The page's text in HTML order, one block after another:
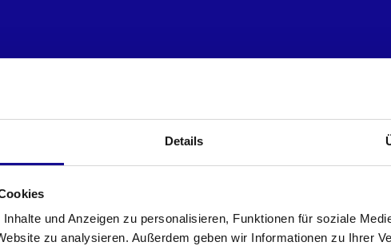
Details
und Anzeigen zu personalisieren, Funktionen für soziale
zu analysieren. Außerdem geben wir Informationen zu Ihrer